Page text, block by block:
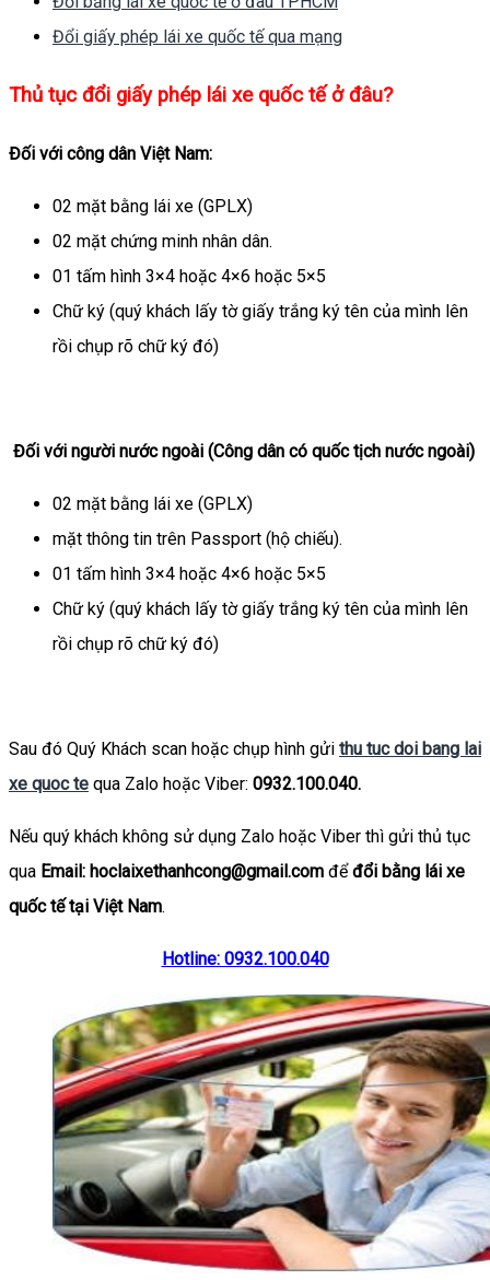
Đổi giấy phép lái xe quốc tế qua mạng
Thủ tục đổi giấy phép lái xe quốc tế ở đâu?
Đối với công dân Việt Nam:
02 mặt bằng lái xe (GPLX)
02 mặt chứng minh nhân dân.
01 tấm hình 3×4 hoặc 4×6 hoặc 5×5
Chữ ký (quý khách lấy tờ giấy trắng ký tên của mình lên
rồi chụp rõ chữ ký đó)
Đối với người nước ngoài (Công dân có quốc tịch nước ngoài)
02 mặt bằng lái xe (GPLX)
mặt thông tin trên Passport (hộ chiếu).
01 tấm hình 3×4 hoặc 4×6 hoặc 5×5
Chữ ký (quý khách lấy tờ giấy trắng ký tên của mình lên
rồi chụp rõ chữ ký đó)
Sau đó Quý Khách scan hoặc chụp hình gửi thu tuc doi bang lai
xe quoc te qua Zalo hoặc Viber: 0932.100.040.
Nếu quý khách không sử dụng Zalo hoặc Viber thì gửi thủ tục
qua Email: hoclaixethanhcong@gmail.com đểđổi bằng lái xe
quốc tế tại Việt Nam.
Hotline: 0932.100.040